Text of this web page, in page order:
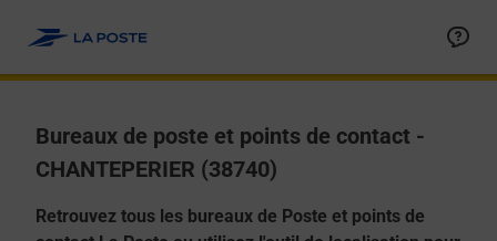
Bureaux de poste et points de contact -
CHANTEPERIER (38740)
Retrouvez tous les bureaux de Poste et points de